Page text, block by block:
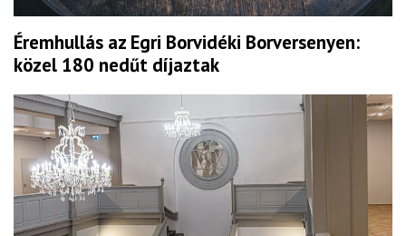
Éremhullás az Egri Borvidéki Borversenyen:
közel 180 nedűt díjaztak